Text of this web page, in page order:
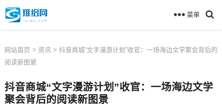
菜单
网站首页 > 资讯 > 抖音商城“文字漫游计划”收官：一场海边文学聚会背后的
阅读新图景
抖音商城“文字漫游计划”收官：一场海边文学
聚会背后的阅读新图景